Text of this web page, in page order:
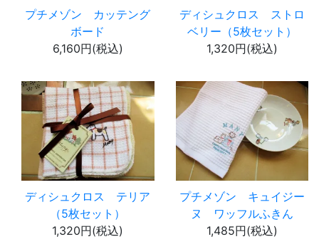
プチメゾン カッテング
ボード
6,160円(税込)
ディシュクロス ストロ
ベリー（5枚セット）
1,320円(税込)
ディシュクロス テリア
（5枚セット）
1,320円(税込)
プチメゾン キュイジー
ヌ ワッフルふきん
1,485円(税込)